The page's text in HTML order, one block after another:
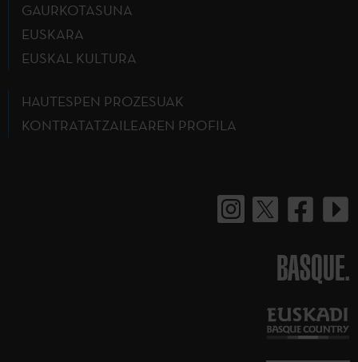
GAURKOTASUNA
EUSKARA
EUSKAL KULTURA
HAUTESPEN PROZESUAK
KONTRATATZAILEAREN PROFILA
BASQUE.